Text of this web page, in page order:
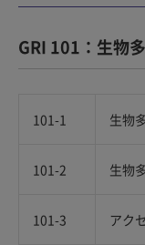
GRI 101：生物
101-1 生物
101-2 生物
101-3 アク